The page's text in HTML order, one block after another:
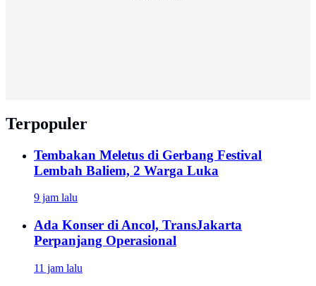
Terpopuler
Tembakan Meletus di Gerbang Festival
Lembah Baliem, 2 Warga Luka
9 jam lalu
Ada Konser di Ancol, TransJakarta
Perpanjang Operasional
11 jam lalu